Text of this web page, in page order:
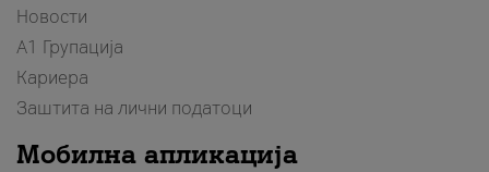
Новости
А1 Групација
Кариера
Заштита на лични податоци
Мобилна апликација